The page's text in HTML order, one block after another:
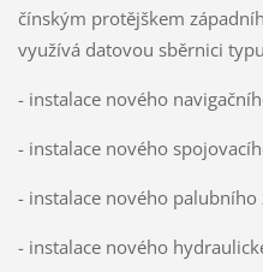
čínským protějškem
využívá datovou sběrnici
- instalace nového
- instalace nového
- instalace nového
- instalace nového